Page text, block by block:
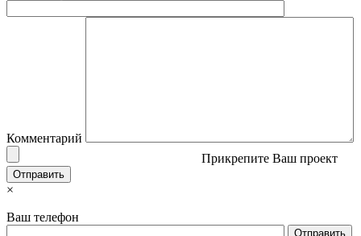
Комментарий
Прикрепите Ваш проект
×
Ваш телефон